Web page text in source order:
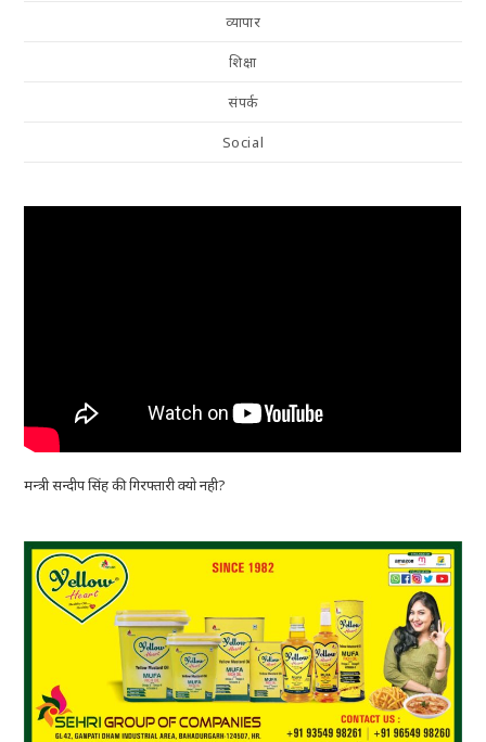
व्यापार
शिक्षा
संपर्क
Social
मन्त्री सन्दीप सिंह की गिरफ्तारी क्यो नही?